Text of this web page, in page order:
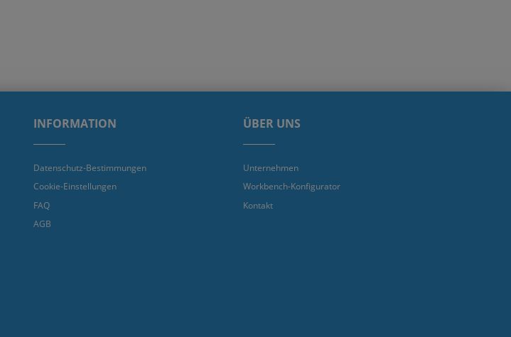
INFORMATION
Datenschutz-Bestimmungen
Cookie-Einstellungen
FAQ
AGB
ÜBER UNS
Unternehmen
Workbench-Konfigurator
Kontakt